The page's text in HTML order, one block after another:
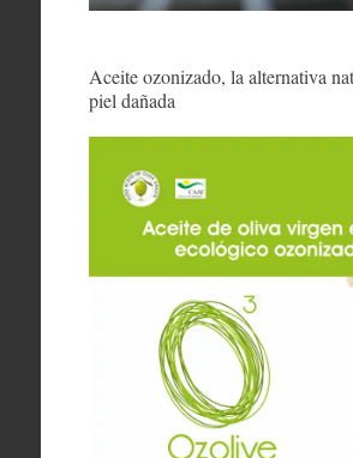
Aceite ozonizado, la alternativa
piel dañada